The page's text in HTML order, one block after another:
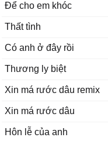
Để cho em khóc
Thất tình
Có anh ở đây rồi
Thương ly biệt
Xin má rước dâu remix
Xin má rước dâu
Hôn lễ của anh